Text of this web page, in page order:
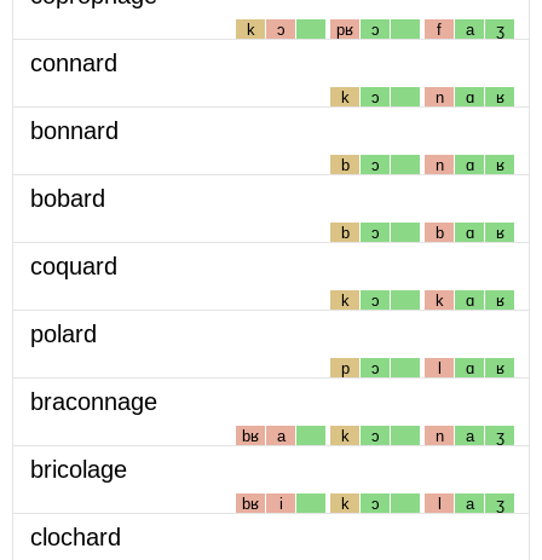
k ɔ pʁ ɔ f a ʒ
connard
k ɔ n ɑ ʁ
bonnard
b ɔ n ɑ ʁ
bobard
b ɔ b ɑ ʁ
coquard
k ɔ k ɑ ʁ
polard
p ɔ l ɑ ʁ
braconnage
bʁ a k ɔ n a ʒ
bricolage
bʁ i k ɔ l a ʒ
clochard